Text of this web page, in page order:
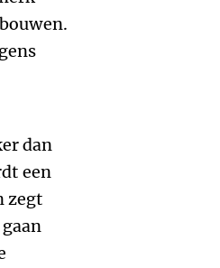
dan
een
zegt